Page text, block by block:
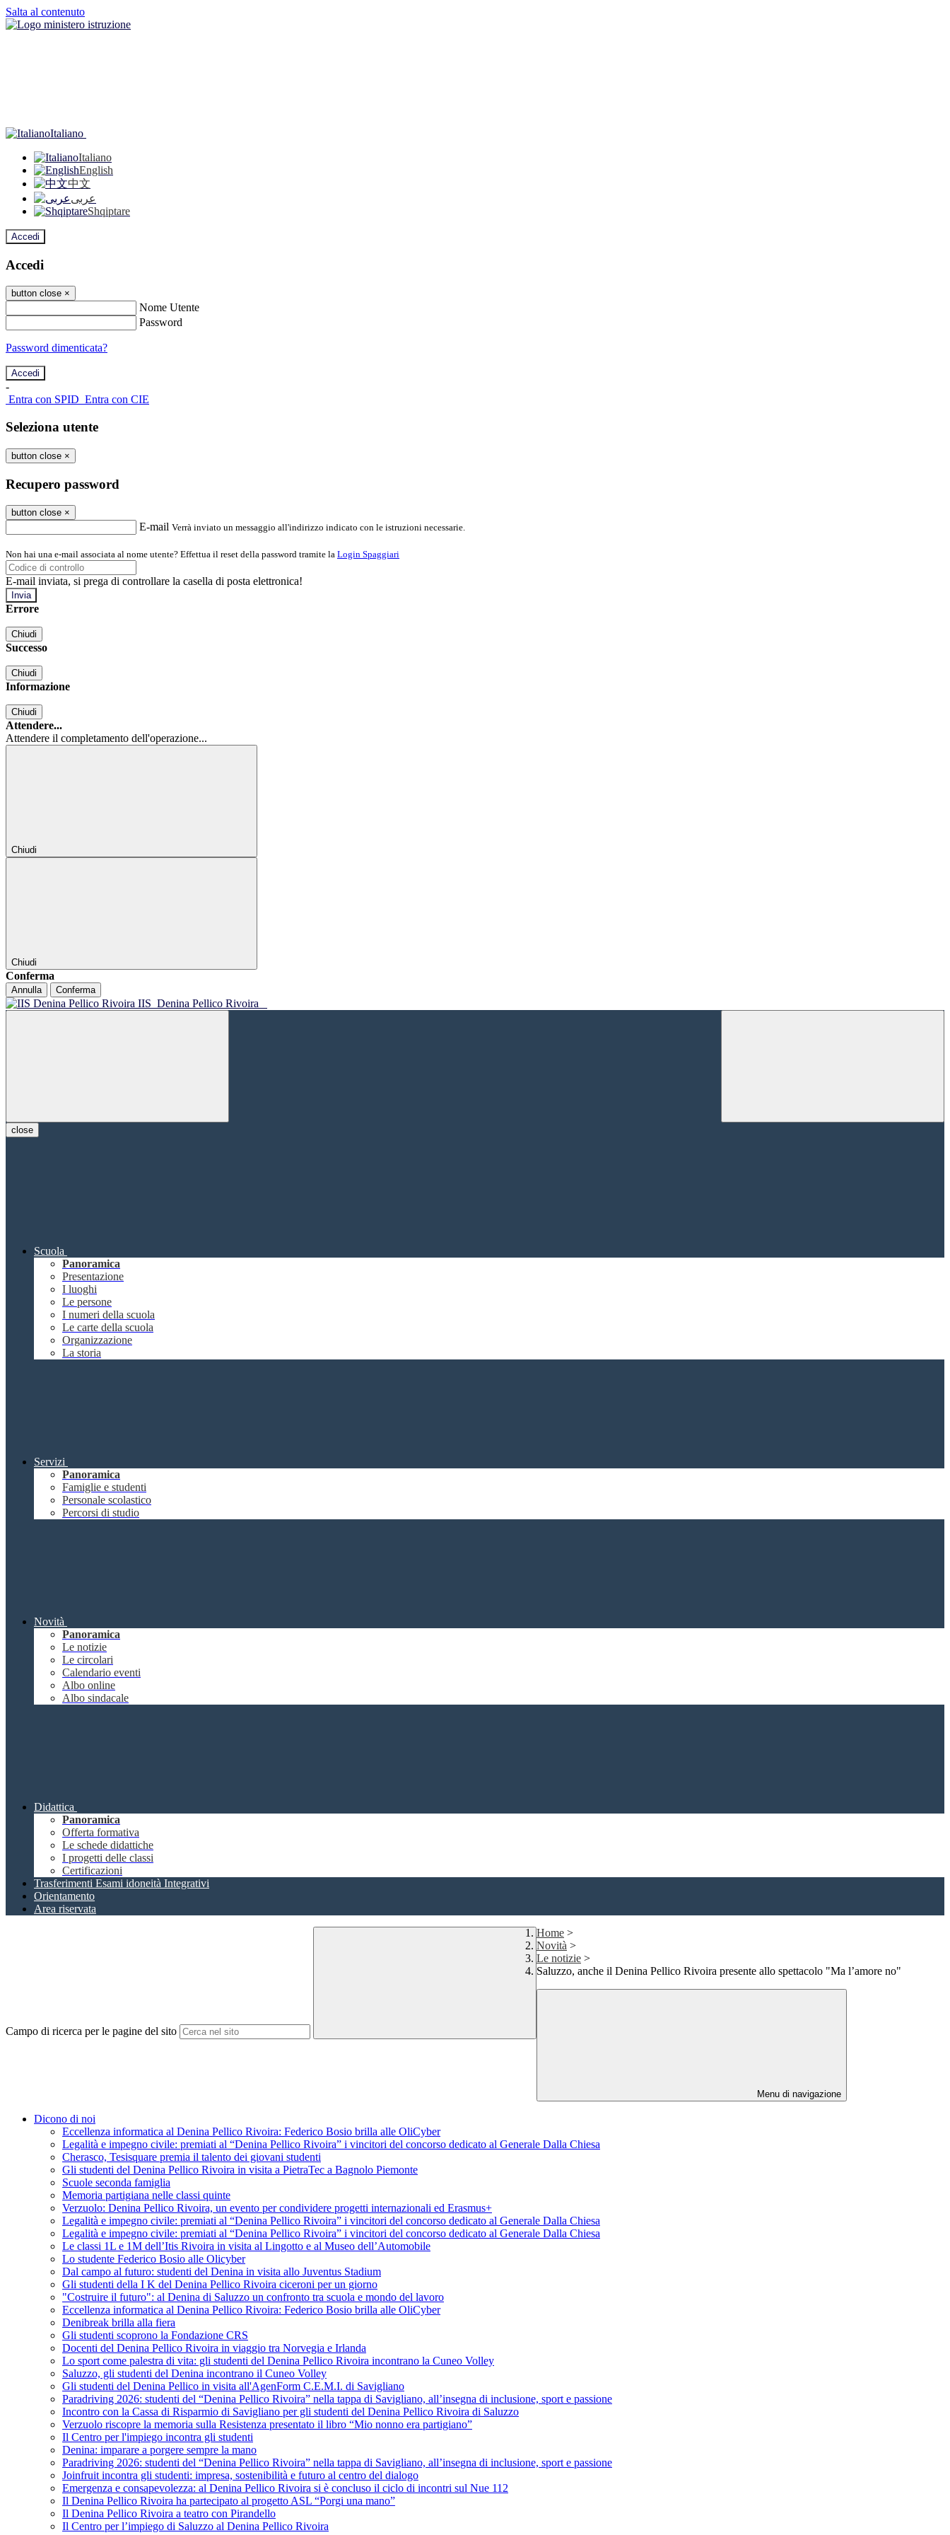
Salta al contenuto
Italiano
Italiano
English
中文
عربى
Shqiptare
Accedi
Accedi
button close ×
Nome Utente
Password
Password dimenticata?
-
Entra con SPID Entra con CIE
Seleziona utente
button close ×
Recupero password
button close ×
E-mail Verrà inviato un messaggio all'indirizzo indicato con le istruzioni necessarie.
Non hai una e-mail associata al nome utente? Effettua il reset della password tramite la Login Spaggiari
E-mail inviata, si prega di controllare la casella di posta elettronica!
Errore
Chiudi
Successo
Chiudi
Informazione
Chiudi
Attendere...
Attendere il completamento dell'operazione...
Chiudi
Chiudi
Conferma
Annulla Conferma
IIS Denina Pellico Rivoira
close
Scuola
Panoramica
Presentazione
I luoghi
Le persone
I numeri della scuola
Le carte della scuola
Organizzazione
La storia
Servizi
Panoramica
Famiglie e studenti
Personale scolastico
Percorsi di studio
Novità
Panoramica
Le notizie
Le circolari
Calendario eventi
Albo online
Albo sindacale
Didattica
Panoramica
Offerta formativa
Le schede didattiche
I progetti delle classi
Certificazioni
Trasferimenti Esami idoneità Integrativi
Orientamento
Area riservata
Campo di ricerca per le pagine del sito
Home >
Novità >
Le notizie >
Saluzzo, anche il Denina Pellico Rivoira presente allo spettacolo "Ma l’amore no"
Menu di navigazione
Dicono di noi
Eccellenza informatica al Denina Pellico Rivoira: Federico Bosio brilla alle OliCyber
Legalità e impegno civile: premiati al “Denina Pellico Rivoira” i vincitori del concorso dedicato al Generale Dalla Chiesa
Cherasco, Tesisquare premia il talento dei giovani studenti
Gli studenti del Denina Pellico Rivoira in visita a PietraTec a Bagnolo Piemonte
Scuole seconda famiglia
Memoria partigiana nelle classi quinte
Verzuolo: Denina Pellico Rivoira, un evento per condividere progetti internazionali ed Erasmus+
Legalità e impegno civile: premiati al “Denina Pellico Rivoira” i vincitori del concorso dedicato al Generale Dalla Chiesa
Legalità e impegno civile: premiati al “Denina Pellico Rivoira” i vincitori del concorso dedicato al Generale Dalla Chiesa
Le classi 1L e 1M dell’Itis Rivoira in visita al Lingotto e al Museo dell’Automobile
Lo studente Federico Bosio alle Olicyber
Dal campo al futuro: studenti del Denina in visita allo Juventus Stadium
Gli studenti della I K del Denina Pellico Rivoira ciceroni per un giorno
"Costruire il futuro": al Denina di Saluzzo un confronto tra scuola e mondo del lavoro
Eccellenza informatica al Denina Pellico Rivoira: Federico Bosio brilla alle OliCyber
Denibreak brilla alla fiera
Gli studenti scoprono la Fondazione CRS
Docenti del Denina Pellico Rivoira in viaggio tra Norvegia e Irlanda
Lo sport come palestra di vita: gli studenti del Denina Pellico Rivoira incontrano la Cuneo Volley
Saluzzo, gli studenti del Denina incontrano il Cuneo Volley
Gli studenti del Denina Pellico in visita all'AgenForm C.E.M.I. di Savigliano
Paradriving 2026: studenti del “Denina Pellico Rivoira” nella tappa di Savigliano, all’insegna di inclusione, sport e passione
Incontro con la Cassa di Risparmio di Savigliano per gli studenti del Denina Pellico Rivoira di Saluzzo
Verzuolo riscopre la memoria sulla Resistenza presentato il libro “Mio nonno era partigiano”
Il Centro per l'impiego incontra gli studenti
Denina: imparare a porgere sempre la mano
Paradriving 2026: studenti del “Denina Pellico Rivoira” nella tappa di Savigliano, all’insegna di inclusione, sport e passione
Joinfruit incontra gli studenti: impresa, sostenibilità e futuro al centro del dialogo
Emergenza e consapevolezza: al Denina Pellico Rivoira si è concluso il ciclo di incontri sul Nue 112
Il Denina Pellico Rivoira ha partecipato al progetto ASL “Porgi una mano”
Il Denina Pellico Rivoira a teatro con Pirandello
Il Centro per l’impiego di Saluzzo al Denina Pellico Rivoira